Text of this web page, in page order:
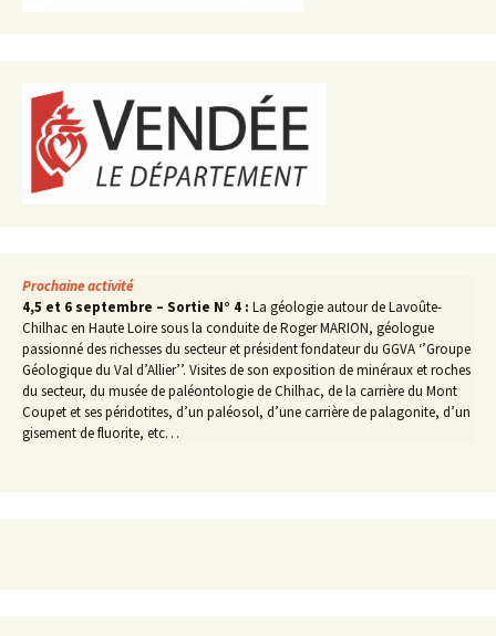
Prochaine activité
4,5 et 6 septembre – Sortie N° 4 : La géologie autour de Lavoûte-
Chilhac en Haute Loire sous la conduite de Roger MARION, géologue
passionné des richesses du secteur et président fondateur du GGVA ‘’Groupe
Géologique du Val d’Allier’’. Visites de son exposition de minéraux et roches
du secteur, du musée de paléontologie de Chilhac, de la carrière du Mont
Coupet et ses péridotites, d’un paléosol, d’une carrière de palagonite, d’un
gisement de fluorite, etc…